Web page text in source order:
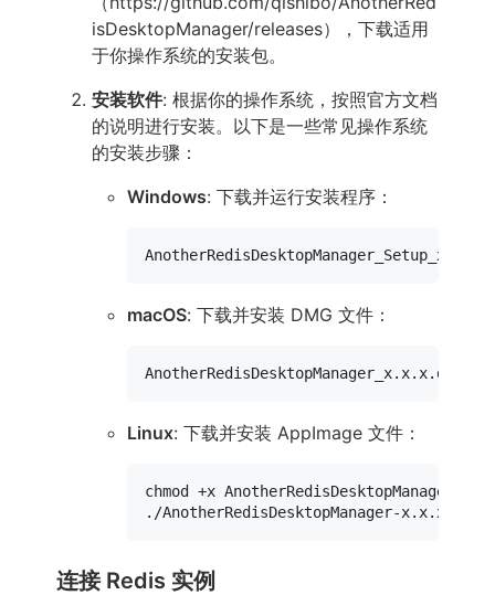
isDesktopManager/releases），下载适用
于你操作系统的安装包。
安装软件: 根据你的操作系统，按照官方文档
的说明进行安装。以下是一些常见操作系统
的安装步骤：
Windows: 下载并运行安装程序：
macOS: 下载并安装 DMG 文件：
Linux: 下载并安装 AppImage 文件：
chmod +x AnotherRedisDesktopManager-
连接 Redis 实例